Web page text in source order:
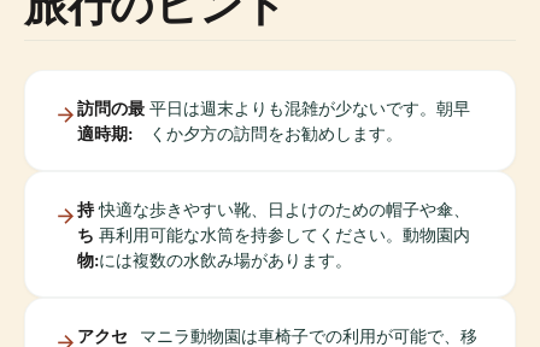
訪問の最
適時期:
平日は週末よりも混雑が少ないです。朝早
くか夕方の訪問をお勧めします。
持
ち
物:
快適な歩きやすい靴、日よけのための帽子や傘、
再利用可能な水筒を持参してください。動物園内
には複数の水飲み場があります。
アクセ
マニラ動物園は車椅子での利用が可能で、移